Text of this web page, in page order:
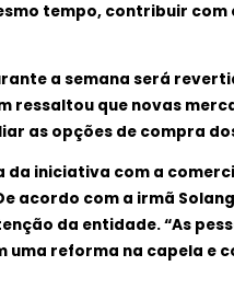
tempo, contribuir com
a semana será
ressaltou que novas
as opções de compra
da iniciativa com a
acordo com a irmã
da entidade. “As
uma reforma na capela e